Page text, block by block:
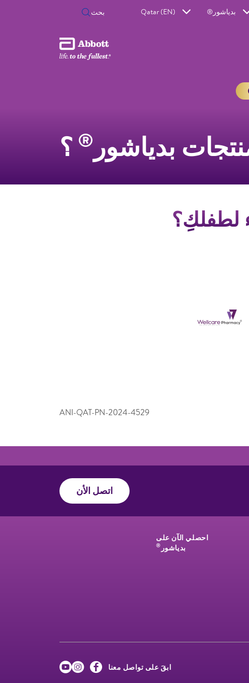
بدياشور® Qatar (EN)
بدياشور ® ؟
لطفلكِ؟
ANI-QAT-PN-2024-4529
اتصل الأن
احصلي الآن على
بدياشور ®
ابقَ على تواصل معنا